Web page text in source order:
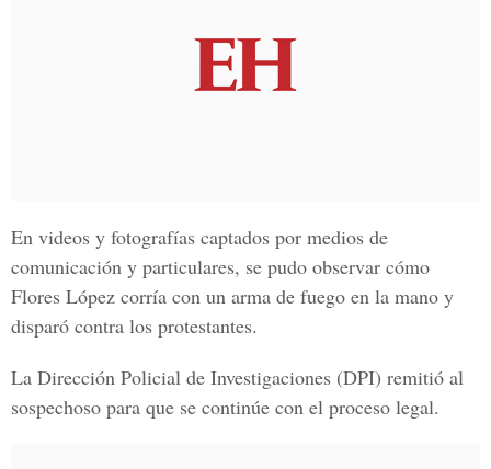
En videos y fotografías captados por medios de
comunicación y particulares, se pudo observar cómo
Flores López corría con un arma de fuego en la mano y
disparó contra los protestantes.
La Dirección Policial de Investigaciones (DPI) remitió al
sospechoso para que se continúe con el proceso legal.